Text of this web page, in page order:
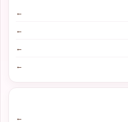
←
←
←
←
←